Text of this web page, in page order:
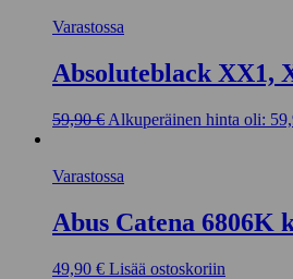
Varastossa
Absoluteblack XX1,
59,90€ Alkuperäinen hinta oli:
Varastossa
Abus Catena 6806K
49,90 € Lisää ostoskoriin